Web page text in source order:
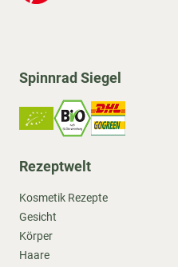
Spinnrad Siegel
Rezeptwelt
Kosmetik Rezepte
Gesicht
Körper
Haare